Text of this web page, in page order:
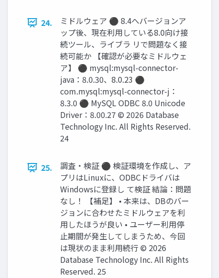
24.
ミドルウェア ⚫ 8.4へバージョンア
ップ後、現在利用している8.0向け接
続ツール、ライブラ リで問題なく接
続可能か 【確認が必要なミドルウェ
ア】 ⚫ mysql:mysql-connector-
java：8.0.30、8.0.23 ⚫
com.mysql:mysql-connector-j：
8.3.0 ⚫ MySQL ODBC 8.0 Unicode
Driver：8.00.27 © 2026 Database
Technology Inc. All Rights Reserved.
24
25.
調査・検証 ⚫ 検証環境を作成し、ア
プリはLinuxに、ODBCドライバは
Windowsに登録し て検証 結論：問題
なし！ 【補足】 • 本来は、DBのバー
ジョンに合わせたミドルウェアを利
用したほうが良い • ユーザー利用停
止期間が発生してしまうため、今回
は現状のまま利用続行 © 2026
Database Technology Inc. All Rights
Reserved. 25